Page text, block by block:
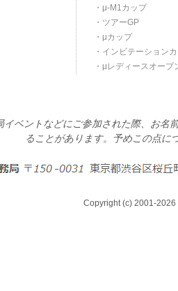
μ-M1カップ
ツアーGP
μカップ
インビテーション
μレディースオープ
ベントなどにご参加された際、お名
ることがあります。予めこの点に
Copyright (c) 2001-